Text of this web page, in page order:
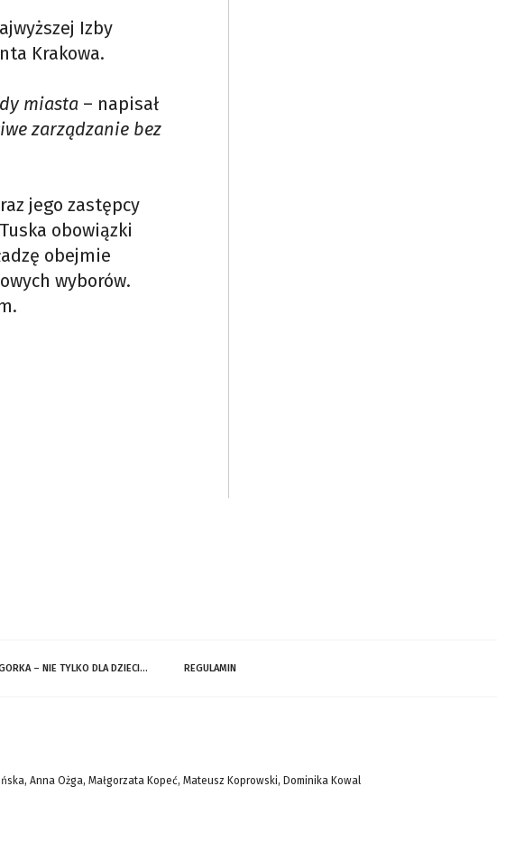
Izby
Krakowa.
miasta – napisał
zarządzanie bez
jego zastępcy
obowiązki
obejmie
wyborów.
– NIE TYLKO DLA DZIECI… REGULAMIN
Anna Ożga, Małgorzata Kopeć, Mateusz Koprowski, Dominika Kowal